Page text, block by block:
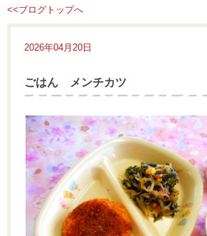
<<ブログトップへ
2026年04月20日
ごはん メンチカツ